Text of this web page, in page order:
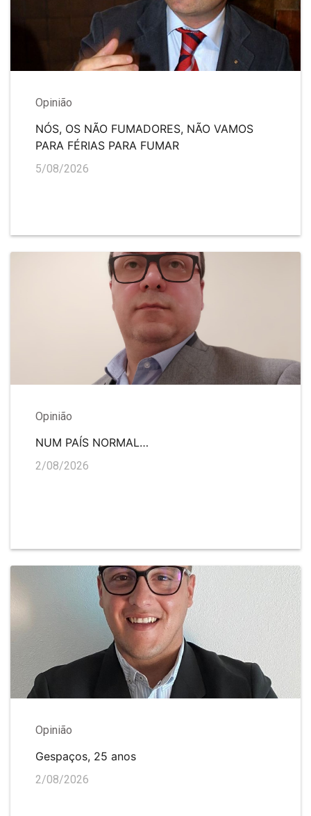
Opinião
NÓS, OS NÃO FUMADORES, NÃO VAMOS
PARA FÉRIAS PARA FUMAR
5/08/2026
Opinião
NUM PAÍS NORMAL…
2/08/2026
Opinião
Gespaços, 25 anos
2/08/2026